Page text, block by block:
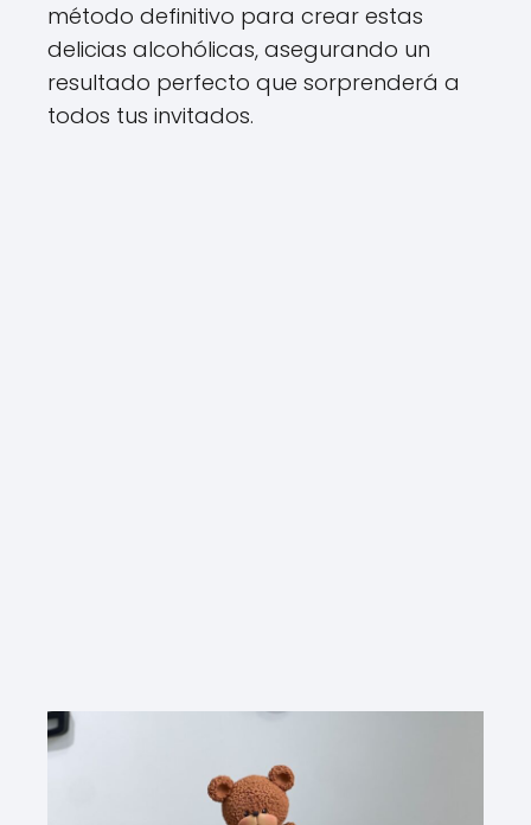
método definitivo para crear estas
delicias alcohólicas, asegurando un
resultado perfecto que sorprenderá a
todos tus invitados.